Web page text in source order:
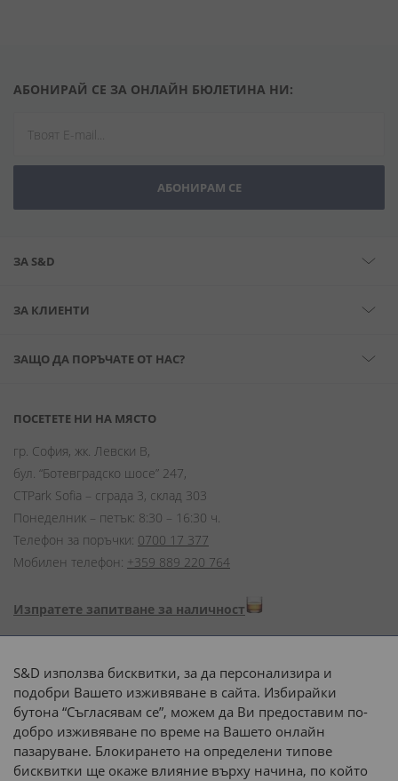
АБОНИРАЙ СЕ ЗА ОНЛАЙН БЮЛЕТИНА НИ:
АБОНИРАМ СЕ
ЗА S&D
ЗА КЛИЕНТИ
ЗАЩО ДА ПОРЪЧАТЕ ОТ НАС?
ПОСЕТЕТЕ НИ НА МЯСТО
гр. София, жк. Левски В,
бул. “Ботевградско шосе” 247,
CTPark Sofia – сграда 3, склад 303
Понеделник – петък: 8:30 – 16:30 ч.
Телефон за поръчки: 0700 17 377
Мобилен телефон: +359 889 220 764
Изпратете запитване за наличност
Начини на плащане:
Доставка до адрес с:
S&D използва бисквитки, за да персонализира и
подобри Вашето изживяване в сайта. Избирайки
бутона “Съгласявам се”, можем да Ви предоставим по-
добро изживяване по време на Вашето онлайн
пазаруване. Блокирането на определени типове
бисквитки ще окаже влияние върху начина, по който